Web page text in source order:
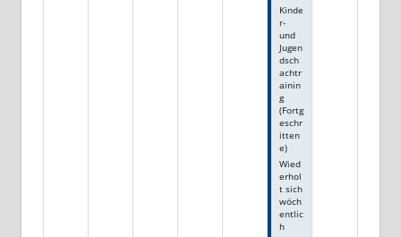
Kinde
r-
und
Jugen
dsch
achtr
ainin
g
(Fortg
eschr
itten
e)
Wied
erhol
t sich
wöch
entlic
h